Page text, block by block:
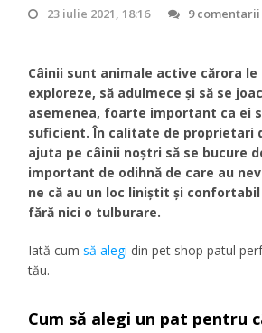
23 iulie 2021, 18:16 9 comentarii
Câinii sunt animale active cărora le
exploreze, să adulmece și să se
asemenea, foarte important ca ei
suficient. În calitate de proprietari
ajuta pe câinii noștri să se bucure
important de odihnă de care au
ne că au un loc liniștit și
fără nici o tulburare.
Iată cumsă alegi din pet shop patul
tău.
Cum să alegi un pat pentru